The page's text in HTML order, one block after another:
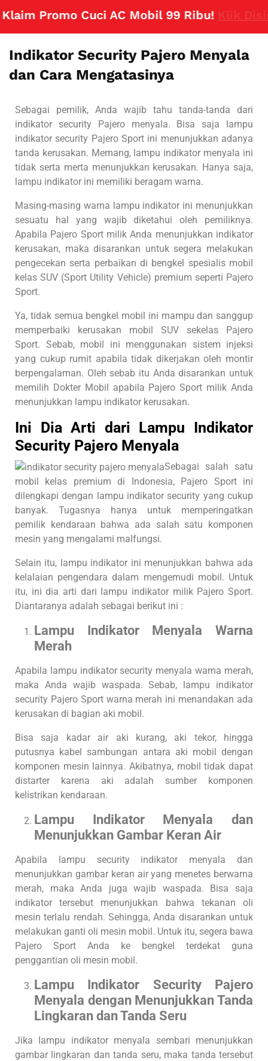
Promo Cuci AC Mobil 99 Ribu!Klik Disini
Indikator Security Pajero Menyala
dan Cara Mengatasinya
Sebagai pemilik, Anda wajib tahu tanda-tanda dari
indikator security Pajero menyala. Bisa saja lampu
indikator security Pajero Sport ini menunjukkan adanya
tanda kerusakan. Memang, lampu indikator menyala ini
tidak serta merta menunjukkan kerusakan. Hanya saja,
lampu indikator ini memiliki beragam warna.
Masing-masing warna lampu indikator ini menunjukkan
sesuatu hal yang wajib diketahui oleh pemiliknya.
Apabila Pajero Sport milik Anda menunjukkan indikator
kerusakan, maka disarankan untuk segera melakukan
pengecekan serta perbaikan di bengkel spesialis mobil
kelas SUV (Sport Utility Vehicle) premium seperti Pajero
Sport.
Ya, tidak semua bengkel mobil ini mampu dan sanggup
memperbaiki kerusakan mobil SUV sekelas Pajero
Sport. Sebab, mobil ini menggunakan sistem injeksi
yang cukup rumit apabila tidak dikerjakan oleh montir
berpengalaman. Oleh sebab itu Anda disarankan untuk
memilih Dokter Mobil apabila Pajero Sport milik Anda
menunjukkan lampu indikator kerusakan.
Ini Dia Arti dari Lampu Indikator
Security Pajero Menyala
Sebagai salah satu
mobil kelas premium di Indonesia, Pajero Sport ini
dilengkapi dengan lampu indikator security yang cukup
banyak. Tugasnya hanya untuk memperingatkan
pemilik kendaraan bahwa ada salah satu komponen
mesin yang mengalami malfungsi.
Selain itu, lampu indikator ini menunjukkan bahwa ada
kelalaian pengendara dalam mengemudi mobil. Untuk
itu, ini dia arti dari lampu indikator milik Pajero Sport.
Diantaranya adalah sebagai berikut ini :
Lampu Indikator Menyala Warna
Merah
Apabila lampu indikator security menyala warna merah,
maka Anda wajib waspada. Sebab, lampu indikator
security Pajero Sport warna merah ini menandakan ada
kerusakan di bagian aki mobil.
Bisa saja kadar air aki kurang, aki tekor, hingga
putusnya kabel sambungan antara aki mobil dengan
komponen mesin lainnya. Akibatnya, mobil tidak dapat
distarter karena aki adalah sumber komponen
kelistrikan kendaraan.
Lampu Indikator Menyala dan
Menunjukkan Gambar Keran Air
Apabila lampu security indikator menyala dan
menunjukkan gambar keran air yang menetes berwarna
merah, maka Anda juga wajib waspada. Bisa saja
indikator tersebut menunjukkan bahwa tekanan oli
mesin terlalu rendah. Sehingga, Anda disarankan untuk
melakukan ganti oli mesin mobil. Untuk itu, segera bawa
Pajero Sport Anda ke bengkel terdekat guna
penggantian oli mesin mobil.
Lampu Indikator Security Pajero
Menyala dengan Menunjukkan Tanda
Lingkaran dan Tanda Seru
Jika lampu indikator menyala sembari menunjukkan
gambar lingkaran dan tanda seru, maka tanda tersebut